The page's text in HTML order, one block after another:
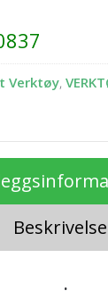
Verktøy,
Beskrivelse